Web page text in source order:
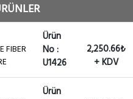
FIBER
Ürün
No :
U1426
2,250.66₺
+ KDV
Ürün